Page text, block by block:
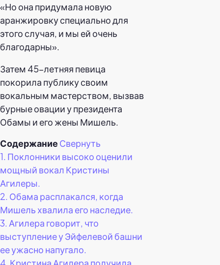
«Но она придумала новую
аранжировку специально для
этого случая, и мы ей очень
благодарны».
Затем 45-летняя певица
покорила публику своим
вокальным мастерством, вызвав
бурные овации у президента
Обамы и его жены Мишель.
Содержание Свернуть
1. Поклонники высоко оценили
мощный вокал Кристины
Агилеры.
2. Обама расплакался, когда
Мишель хвалила его наследие.
3. Агилера говорит, что
выступление у Эйфелевой башни
ее ужасно напугало.
4. Кристина Агилера получила